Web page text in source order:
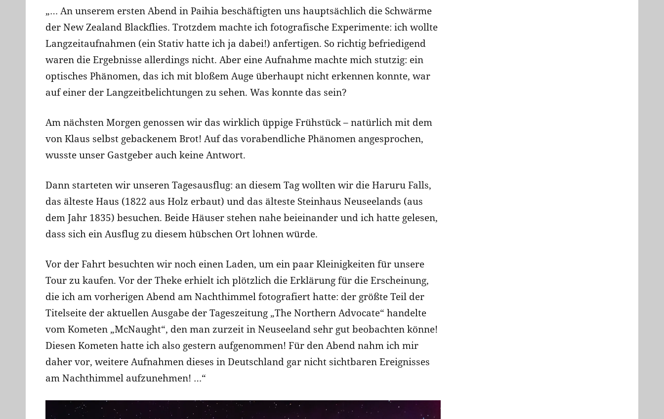
„… An unserem ersten Abend in Paihia beschäftigten uns hauptsächlich die Schwärme
der New Zealand Blackflies. Trotzdem machte ich fotografische Experimente: ich wollte
Langzeitaufnahmen (ein Stativ hatte ich ja dabei!) anfertigen. So richtig befriedigend
waren die Ergebnisse allerdings nicht. Aber eine Aufnahme machte mich stutzig: ein
optisches Phänomen, das ich mit bloßem Auge überhaupt nicht erkennen konnte, war
auf einer der Langzeitbelichtungen zu sehen. Was konnte das sein?
Am nächsten Morgen genossen wir das wirklich üppige Frühstück – natürlich mit dem
von Klaus selbst gebackenem Brot! Auf das vorabendliche Phänomen angesprochen,
wusste unser Gastgeber auch keine Antwort.
Dann starteten wir unseren Tagesausflug: an diesem Tag wollten wir die Haruru Falls,
das älteste Haus (1822 aus Holz erbaut) und das älteste Steinhaus Neuseelands (aus
dem Jahr 1835) besuchen. Beide Häuser stehen nahe beieinander und ich hatte gelesen,
dass sich ein Ausflug zu diesem hübschen Ort lohnen würde.
Vor der Fahrt besuchten wir noch einen Laden, um ein paar Kleinigkeiten für unsere
Tour zu kaufen. Vor der Theke erhielt ich plötzlich die Erklärung für die Erscheinung,
die ich am vorherigen Abend am Nachthimmel fotografiert hatte: der größte Teil der
Titelseite der aktuellen Ausgabe der Tageszeitung „The Northern Advocate“ handelte
vom Kometen „McNaught“, den man zurzeit in Neuseeland sehr gut beobachten könne!
Diesen Kometen hatte ich also gestern aufgenommen! Für den Abend nahm ich mir
daher vor, weitere Aufnahmen dieses in Deutschland gar nicht sichtbaren Ereignisses
am Nachthimmel aufzunehmen! …“